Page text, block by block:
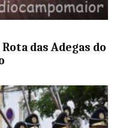
das Adegas do